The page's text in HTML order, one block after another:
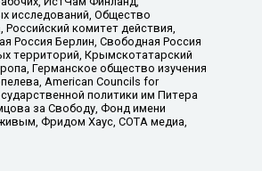
исследований, Общество
комитет действия,
Россия Берлин, Свободная Россия
территорий, Крымскотатарский
Германское общество изучения
American Councils for
политики им Питера
за Свободу, Фонд имени
Фридом Хаус, СОТА медиа,